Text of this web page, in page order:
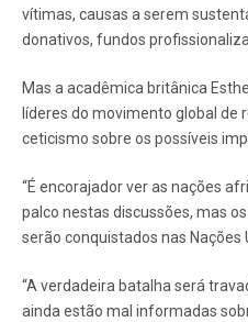
vítimas, causas a serem
donativos, fundos
Mas a acadêmica britânica
líderes do movimento global de
ceticismo sobre os possíveis
“É encorajador ver as nações
palco nestas discussões, mas
serão conquistados nas Nações
“A verdadeira batalha será
ainda estão mal informadas